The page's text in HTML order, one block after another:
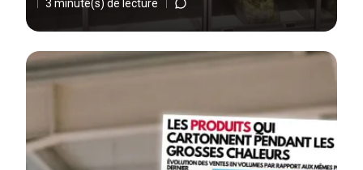
3 minute(s) de lecture